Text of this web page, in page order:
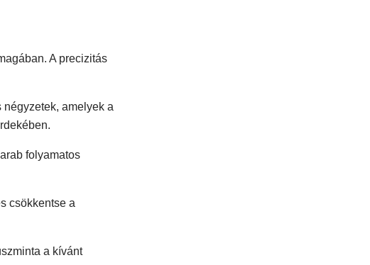
A precizitás
amelyek a
folyamatos
csökkentse a
a kívánt